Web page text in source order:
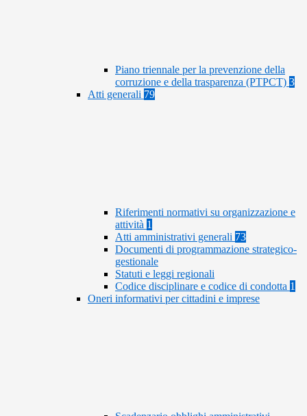
Piano triennale per la prevenzione della
corruzione e della trasparenza (PTPCT) 3
Atti generali 79
Riferimenti normativi su organizzazione e
attività 1
Atti amministrativi generali 73
Documenti di programmazione strategico-
gestionale
Statuti e leggi regionali
Codice disciplinare e codice di condotta 1
Oneri informativi per cittadini e imprese